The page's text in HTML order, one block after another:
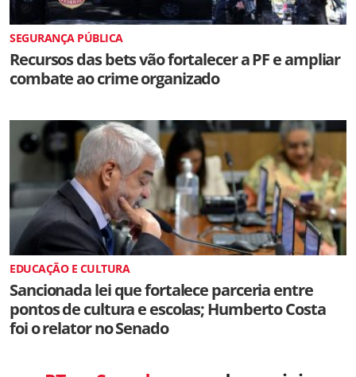
SEGURANÇA PÚBLICA
Recursos das bets vão fortalecer a PF e ampliar
combate ao crime organizado
EDUCAÇÃO E CULTURA
Sancionada lei que fortalece parceria entre
pontos de cultura e escolas; Humberto Costa
foi o relator no Senado